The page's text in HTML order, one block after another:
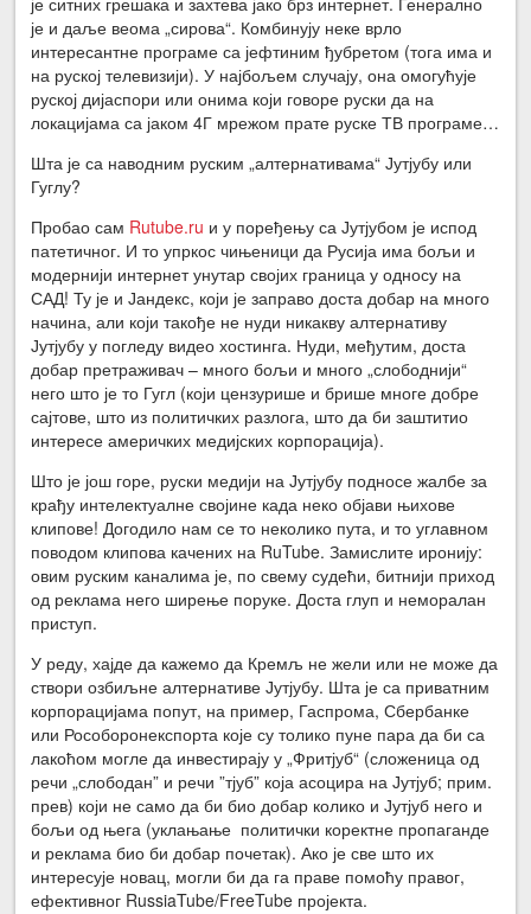
је и даље веома „сирова“. Комбинују неке врло
интересантне програме са јефтиним ђубретом (тога има и
на руској телевизији). У најбољем случају, она омогућује
руској дијаспори или онима који говоре руски да на
локацијама са јаком 4Г мрежом прате руске ТВ програме…
Шта је са наводним руским „алтернативама“ Јутјубу или
Гуглу?
Пробао сам Rutube.ru и у поређењу са Јутјубом је испод
патетичног. И то упркос чињеници да Русија има бољи и
модернији интернет унутар својих граница у односу на
САД! Ту је и Јандекс, који је заправо доста добар на много
начина, али који такође не нуди никакву алтернативу
Јутјубу у погледу видео хостинга. Нуди, међутим, доста
добар претраживач – много бољи и много „слободнији“
него што је то Гугл (који цензурише и брише многе добре
сајтове, што из политичких разлога, што да би заштитио
интересе америчких медијских корпорација).
Што је још горе, руски медији на Јутјубу подносе жалбе за
крађу интелектуалне својине када неко објави њихове
клипове! Догодило нам се то неколико пута, и то углавном
поводом клипова качених на RuTube. Замислите иронију:
овим руским каналима је, по свему судећи, битнији приход
од реклама него ширење поруке. Доста глуп и неморалан
приступ.
У реду, хајде да кажемо да Кремљ не жели или не може да
створи озбиљне алтернативе Јутјубу. Шта је са приватним
корпорацијама попут, на пример, Гаспрома, Сбербанке
или Рособоронекспорта које су толико пуне пара да би са
лакоћом могле да инвестирају у „Фритјуб“ (сложеница од
речи „слободан” и речи ”тјуб” која асоцира на Јутјуб; прим.
прев) који не само да би био добар колико и Јутјуб него и
бољи од њега (уклањање политички коректне пропаганде
и реклама био би добар почетак). Ако је све што их
интересује новац, могли би да га праве помоћу правог,
ефективног RussiaTube/FreeTube пројекта.